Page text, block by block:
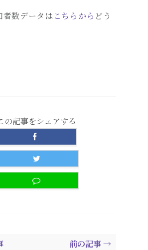
者数データはこちらから どう
の記事をシェアする
前の記事 →